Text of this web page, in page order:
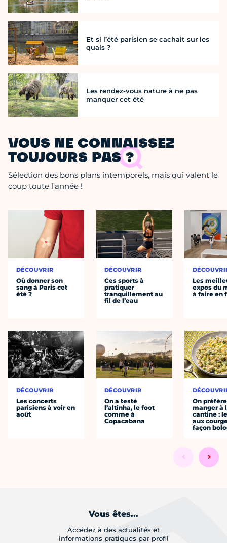
Et si l’été parisien se cachait sur les
quais ?
Les rendez-vous nature à ne pas
manquer cet été
VOUS NE CONNAISSEZ
TOUJOURS PAS ?
Sélection des bons plans intemporels, mais qui valent le
coup toute l'année !
DÉCOUVRIR
Où donner son
sang à Paris cet
été ?
DÉCOUVRIR
Les concerts
parisiens à voir en
août
DÉCOUVRIR
Ces sports à
pratiquer
tranquillement au
fil de l’eau
DÉCOUVRIR
On a testé
l’altinha, le foot
comme à
Copacabana
Les
expos du
à faire en
On préfère
manger à
cantine :
aux
façon
Vous êtes...
Accédez à des actualités et
informations pratiques par profil